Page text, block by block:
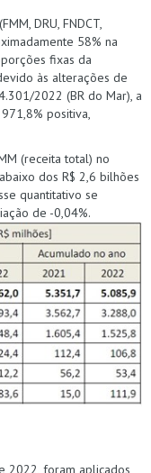
DRU, FNDCT,
58% na
fixas da
às alterações de
2022 (BR do Mar), a
positiva,
(receita total) no
dos R$ 2,6 bilhões
quantitativo se
de -0,04%.
2022, foram aplicados